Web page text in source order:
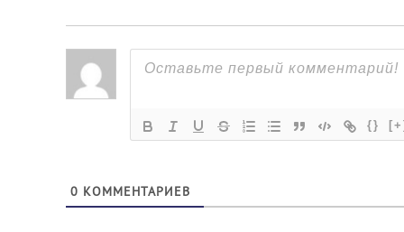
{}
0 КОММЕНТАРИЕВ